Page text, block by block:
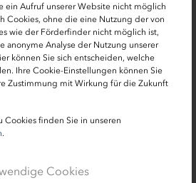
ein Aufruf unserer Website nicht möglich
Cookies, ohne die eine Nutzung der von
wie der Förderfinder nicht möglich ist,
anonyme Analyse der Nutzung unserer
können Sie sich entscheiden, welche
Ihre Cookie-Einstellungen können Sie
Zustimmung mit Wirkung für die Zukunft
Cookies finden Sie in unseren
.
Cookies
Darlehen
Investitionsfonds (KIF)
kombinierbar